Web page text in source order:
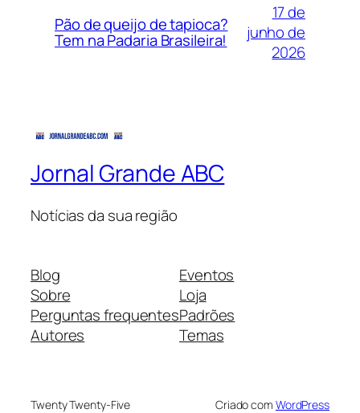
Pão de queijo de tapioca?
Tem na Padaria Brasileira!
17 de
junho de
2026
Jornal Grande ABC
Notícias da sua região
Blog
Sobre
Perguntas frequentes
Autores
Eventos
Loja
Padrões
Temas
Twenty Twenty-Five Criado com WordPress